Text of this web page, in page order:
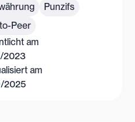
Punzifs
Peer
am
2023
am
2025